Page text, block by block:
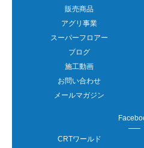
販売商品
アグリ事業
スーパーフロアー
ブログ
施工動画
お問い合わせ
メールマガジン
CRTワールド